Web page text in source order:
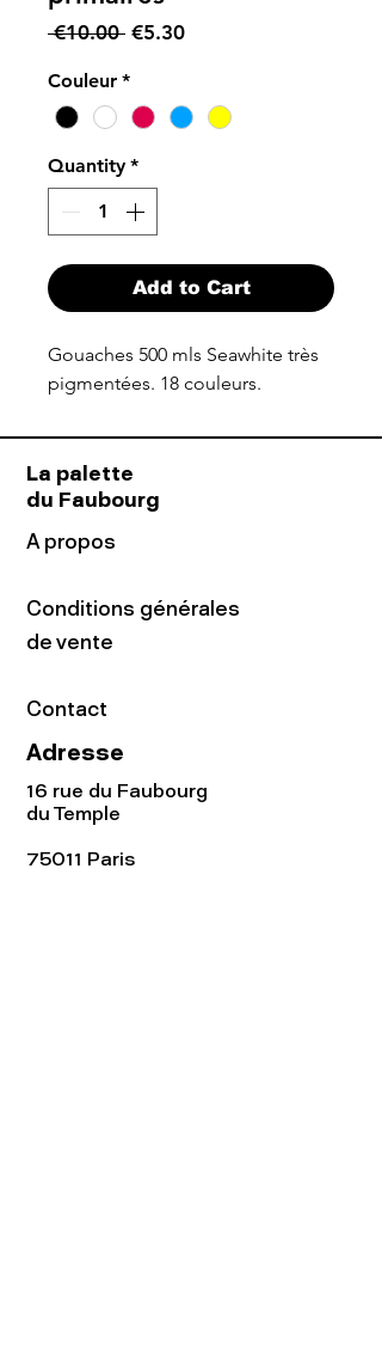
€10.00 Regular
€5.30Sale
Couleur *
Quantity *
Add to Cart
Gouaches 500 mls Seawhite très
pigmentées. 18 couleurs.
La palette
du Faubourg
A propos
Conditions générales
de vente
Contact
Adresse
16 rue du Faubourg
du Temple
75011 Paris